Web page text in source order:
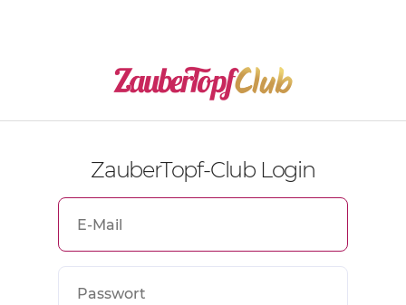
ZauberTopf-Club Login